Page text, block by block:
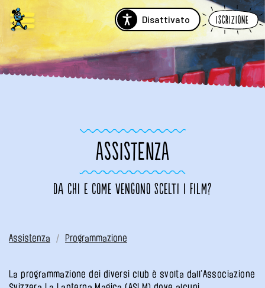
Disattivato Iscrizione
ASSISTENZA
Da chi e come vengono scelti i film?
Assistenza Programmazione
La programmazione dei diversi club è svolta dall’Associazione